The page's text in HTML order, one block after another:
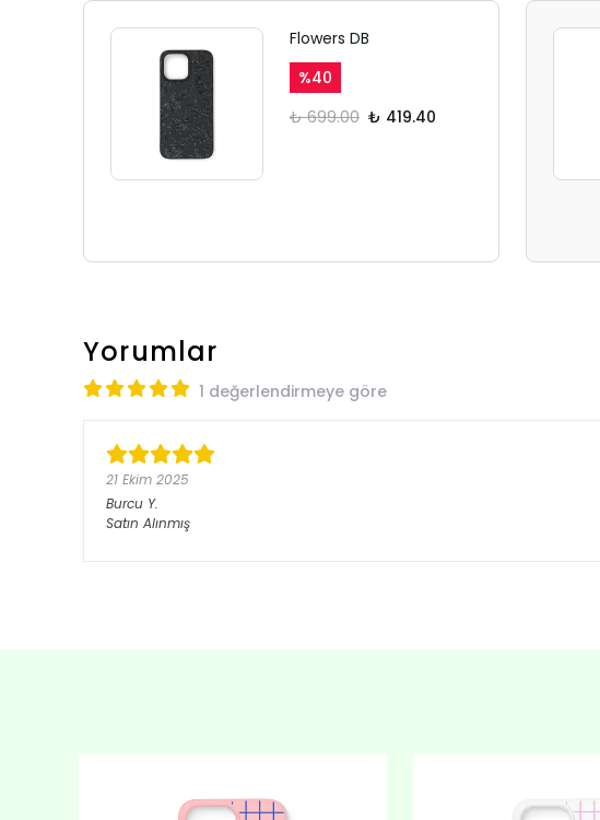
Flowers DB
%40
₺ 699.00 ₺ 419.40
Yorumlar
1 değerlendirmeye göre
21 Ekim 2025
Burcu Y.
Satın Alınmış